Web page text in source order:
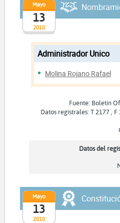
2010
Mayo
13
Administrador Unico
Molina Rojano Rafael
Fuente: Boletín
Datos registrales: T 2177 ,
Datos del
2010
Mayo
13